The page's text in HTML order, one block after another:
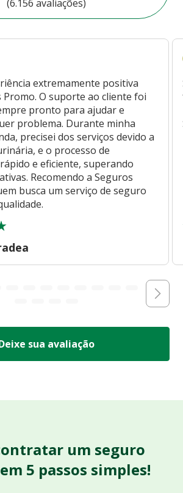
(6.156 avaliações)
extremamente positiva
Promo. O suporte ao cliente foi
pronto para ajudar e
problema. Durante minha
precisei dos serviços devido a
e o processo de
e eficiente, superando
Recomendo a Seguros
busca um serviço de seguro
sua avaliação
um seguro
5 passos simples!